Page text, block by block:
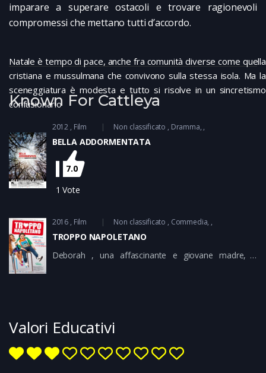
imparare a superare ostacoli e trovare ragionevoli
compromessi che mettano tutti d’accordo.
Natale è tempo di pace, anche fra comunità diverse come quella
cristiana e mussulmana che convivono sulla stessa isola. Ma la
sceneggiatura è modesta e tutto si risolve in un sincretismo
confusionario
Known For Cattleya
2012 Film Non classificato Dramma
BELLA ADDORMENTATA
7.0
1 Vote
2016 Film Non classificato Commedia
TROPPO NAPOLETANO
Deborah , una affascinante e giovane madre, e’
il tipico ragù domenicale. La donna allora, consigliata
giovane e timido psicologo esperto in disturbi
Valori Educativi